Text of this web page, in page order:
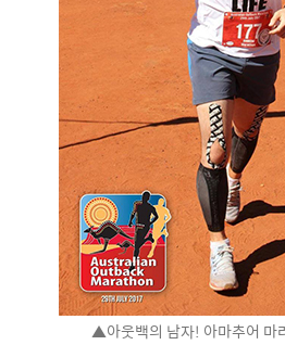
▲아웃백의 남자! 아마추어 마